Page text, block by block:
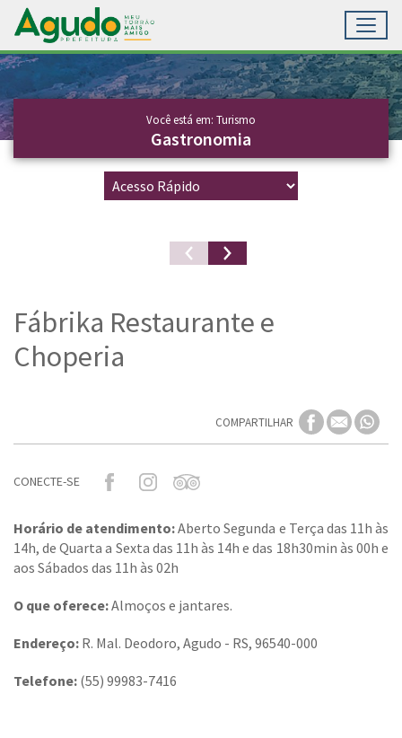
Ir para conteúdo principal
Conteúdo Principal
Você está em: Turismo
Gastronomia
Fábrika Restaurante e
Choperia
COMPARTILHAR
CONECTE-SE
Horário de atendimento:Aberto Segunda e Terça das 11h às
14h, de Quarta a Sexta das 11h às 14h e das 18h30min às 00h e
aos Sábados das 11h às 02h
O que oferece:Almoços e jantares.
Endereço: R. Mal. Deodoro, Agudo - RS, 96540-000
Telefone: (55) 99983-7416